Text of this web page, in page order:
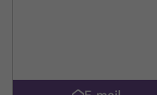
wachtzaal.
tweede jaar Provisie voor